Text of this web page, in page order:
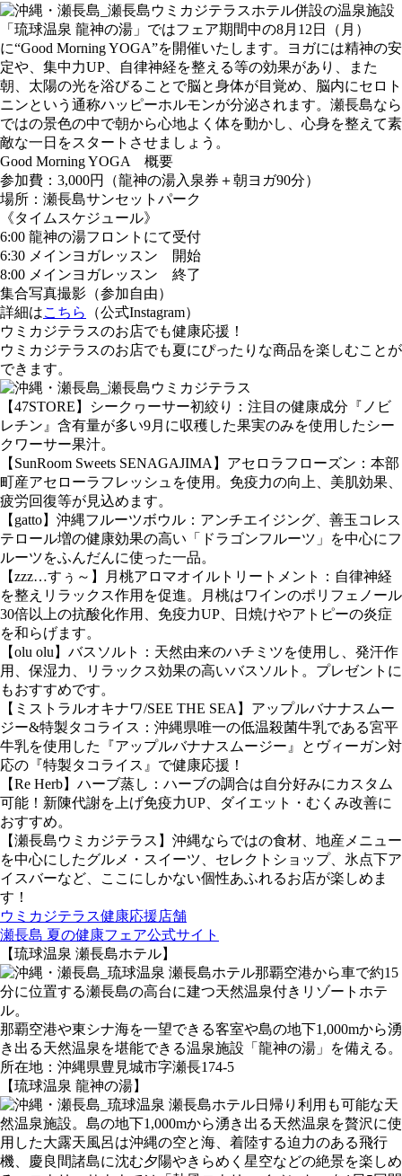
ホテル併設の温泉施設
「琉球温泉 龍神の湯」ではフェア期間中の8月12日（月）
に“Good Morning YOGA”を開催いたします。ヨガには精神の安
定や、集中力UP、自律神経を整える等の効果があり、また
朝、太陽の光を浴びることで脳と身体が目覚め、脳内にセロト
ニンという通称ハッピーホルモンが分泌されます。瀬長島なら
ではの景色の中で朝から心地よく体を動かし、心身を整えて素
敵な一日をスタートさせましょう。
Good Morning YOGA 概要
参加費：3,000円（龍神の湯入泉券＋朝ヨガ90分）
場所：瀬長島サンセットパーク
《タイムスケジュール》
6:00 龍神の湯フロントにて受付
6:30 メインヨガレッスン 開始
8:00 メインヨガレッスン 終了
集合写真撮影（参加自由）
詳細はこちら
（公式Instagram）
ウミカジテラスのお店でも健康応援！
ウミカジテラスのお店でも夏にぴったりな商品を楽しむことが
できます。
【47STORE】シークヮーサー初絞り：注目の健康成分『ノビ
レチン』含有量が多い9月に収穫した果実のみを使用したシー
クワーサー果汁。
【SunRoom Sweets SENAGAJIMA】アセロラフローズン：本部
町産アセローラフレッシュを使用。免疫力の向上、美肌効果、
疲労回復等が見込めます。
【gatto】沖縄フルーツボウル：アンチエイジング、善玉コレス
テロール増の健康効果の高い「ドラゴンフルーツ」を中心にフ
ルーツをふんだんに使った一品。
【zzz…すぅ～】月桃アロマオイルトリートメント：自律神経
を整えリラックス作用を促進。月桃はワインのポリフェノール
30倍以上の抗酸化作用、免疫力UP、日焼けやアトピーの炎症
を和らげます。
【olu olu】バスソルト：天然由来のハチミツを使用し、発汗作
用、保湿力、リラックス効果の高いバスソルト。プレゼントに
もおすすめです。
【ミストラルオキナワ/SEE THE SEA】アップルバナナスムー
ジー&特製タコライス：沖縄県唯一の低温殺菌牛乳である宮平
牛乳を使用した『アップルバナナスムージー』とヴィーガン対
応の『特製タコライス』で健康応援！
【Re Herb】ハーブ蒸し：ハーブの調合は自分好みにカスタム
可能！新陳代謝を上げ免疫力UP、ダイエット・むくみ改善に
おすすめ。
【瀬長島ウミカジテラス】沖縄ならではの食材、地産メニュー
を中心にしたグルメ・スイーツ、セレクトショップ、氷点下ア
イスバーなど、ここにしかない個性あふれるお店が楽しめま
す！
ウミカジテラス健康応援店舗
瀬長島 夏の健康フェア公式サイト
【琉球温泉 瀬長島ホテル】
那覇空港から車で約15
分に位置する瀬長島の高台に建つ天然温泉付きリゾートホテ
ル。
那覇空港や東シナ海を一望できる客室や島の地下1,000mから湧
き出る天然温泉を堪能できる温泉施設「龍神の湯」を備える。
所在地：沖縄県豊見城市字瀬長174-5
【琉球温泉 龍神の湯】
日帰り利用も可能な天
然温泉施設。島の地下1,000mから湧き出る天然温泉を贅沢に使
用した大露天風呂は沖縄の空と海、着陸する迫力のある飛行
機、慶良間諸島に沈む夕陽やきらめく星空などの絶景を楽しめ